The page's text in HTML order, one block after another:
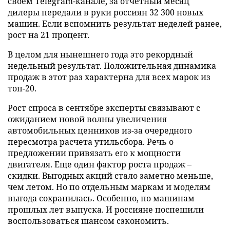
дилеры передали в руки россиян 32 300 новых
машин. Если вспомнить результат неделей ранее,
рост на 21 процент.
В целом для нынешнего года это рекордный
недельный результат. Положительная динамика
продаж в этот раз характерна для всех марок из
топ-20.
Рост спроса в сентябре эксперты связывают с
ожиданием новой волны увеличения
автомобильных ценников из-за очередного
пересмотра расчета утильсбора. Речь о
предложении привязать его к мощности
двигателя. Еще один фактор роста продаж –
скидки. Выгодных акций стало заметно меньше,
чем летом. Но по отдельным маркам и моделям
выгода сохранилась. Особенно, по машинам
прошлых лет выпуска. И россияне поспешили
воспользоваться шансом сэкономить.